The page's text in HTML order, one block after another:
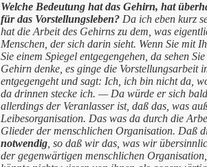
Welche Bedeutung hat das Gehirn, hat
für das Vorstellungsleben?Da ich eben kurz
hat die Arbeit des Gehirns zu dem, was
Menschen, der sich darin sieht. Wenn Sie mit
Sie einem Spiegel entgegengehen, da sehen
Gehirn denke, es ginge die Vorstellungsarbeit
entgegengeht und sagt: Ich, ich bin nicht da,
da drinnen stecke ich. — Da würde er sich
allerdings der Veranlasser ist, daß das, was
Leibesorganisation. Das was da durch die
Glieder der menschlichen Organisation. Daß
notwendig, so daß wir das, was wir
der gegenwärtigen menschlichen